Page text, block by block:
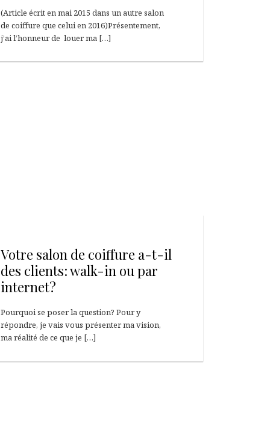
(Article écrit en mai 2015 dans un autre salon
de coiffure que celui en 2016)Présentement,
j’ai l’honneur de louer ma […]
Votre salon de coiffure a-t-il
des clients: walk-in ou par
internet?
Pourquoi se poser la question? Pour y
répondre, je vais vous présenter ma vision,
ma réalité de ce que je […]